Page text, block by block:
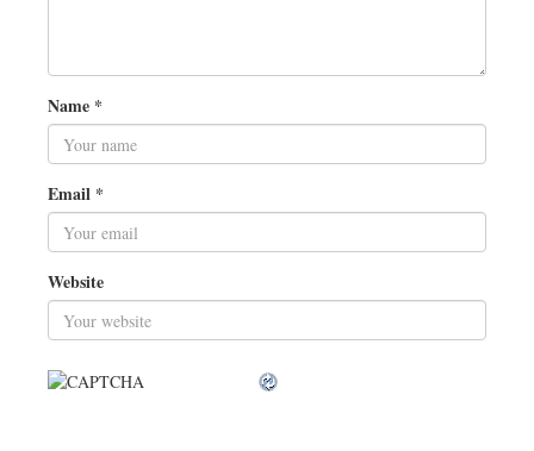
Name *
Email *
Website